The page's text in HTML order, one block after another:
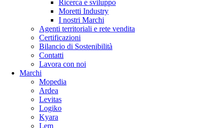
Ricerca e sviluppo
Moretti Industry
I nostri Marchi
Agenti territoriali e rete vendita
Certificazioni
Bilancio di Sostenibilità
Contatti
Lavora con noi
Marchi
Mopedia
Ardea
Levitas
Logiko
Kyara
Lem